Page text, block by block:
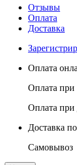
Отзывы
Оплата
Доставка
Оплата
Оплата при
Оплата при
Доставка
Самовывоз